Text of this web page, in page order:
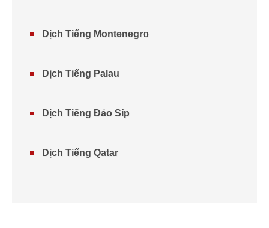
Dịch Tiếng Montenegro
Dịch Tiếng Palau
Dịch Tiếng Đảo Síp
Dịch Tiếng Qatar